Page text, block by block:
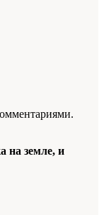
на земле, и